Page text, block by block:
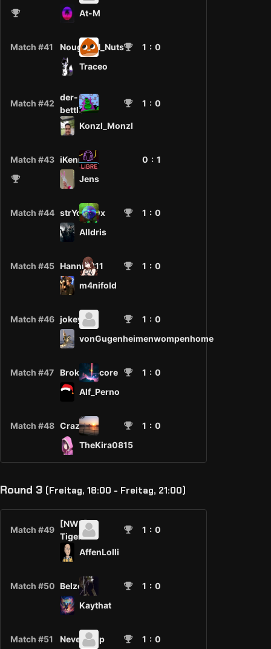
At-M
Match #41 Nougat_N_Nuts 1 : 0
Traceo
Match #42
der-
bettler
1 : 0
Konzl_Monzl
Match #43 iKennen 0 : 1
Jens
Match #44 strYchni0x 1 : 0
Alldris
Match #45 Hanni2811 1 : 0
m4nifold
Match #46 jokey 1 : 0
vonGugenheimenwompenhome
Match #47 Broken_Score 1 : 0
Alf_Perno
Match #48 Crazy. 1 : 0
TheKira0815
Round 3 (Freitag, 18:00 - Freitag, 21:00)
Match #49
[NWR]-
Tiger
1 : 0
AffenLolli
Match #50 Belzedor 1 : 0
Kaythat
Match #51 NeverDrop 1 : 0